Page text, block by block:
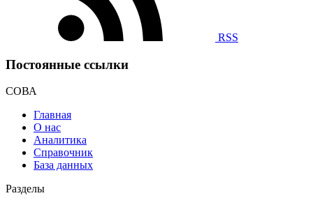
RSS
Постоянные ссылки
СОВА
Главная
О нас
Аналитика
Справочник
База данных
Разделы